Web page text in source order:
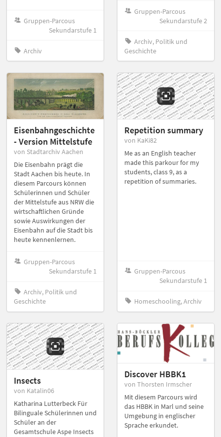
Gruppen-Parcous
Sekundarstufe 1
Archiv
Gruppen-Parcous
Sekundarstufe 2
Archiv, Politik und
Geschichte
Eisenbahngeschichte
- Version Mittelstufe
von Stadtarchiv Aachen
Die Eisenbahn prägt die
Stadt Aachen bis heute. In
diesem Parcours können
Schülerinnen und Schüler
der Mittelstufe aus NRW die
wirtschaftlichen Gründe
sowie Auswirkungen der
Eisenbahn auf die Stadt bis
heute kennenlernen.
Gruppen-Parcous
Sekundarstufe 1
Archiv, Politik und
Geschichte
Repetition summary
von KaKi82
Me as an English teacher
made this parkour for my
students, class 9, as a
repetition of summaries.
Gruppen-Parcous
Sekundarstufe 1
Homeschooling, Archiv
Insects
von Katalin06
Katharina Lutterbeck Für
Bilinguale Schülerinnen und
Schüler an der
Gesamtschule Aspe Insects
Discover HBBK1
von Thorsten Irmscher
Mit diesem Parcours wird
das HBBK in Marl und seine
Umgebung in englischer
Sprache erkundet.